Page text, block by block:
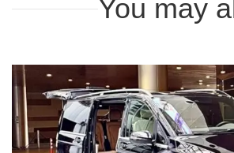
You may